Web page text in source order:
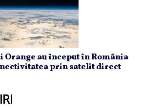
Orange au început în România
prin satelit direct